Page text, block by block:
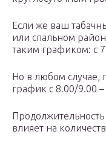
Если же ваш
или спальном
таким графиком: с
Но в любом случае,
график с 8.00/9.00
влияет на